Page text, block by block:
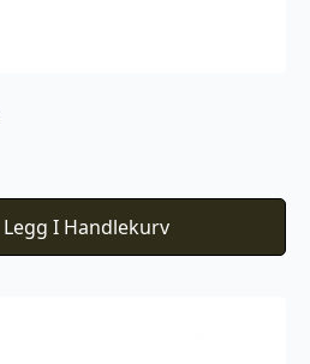
Legg I Handlekurv